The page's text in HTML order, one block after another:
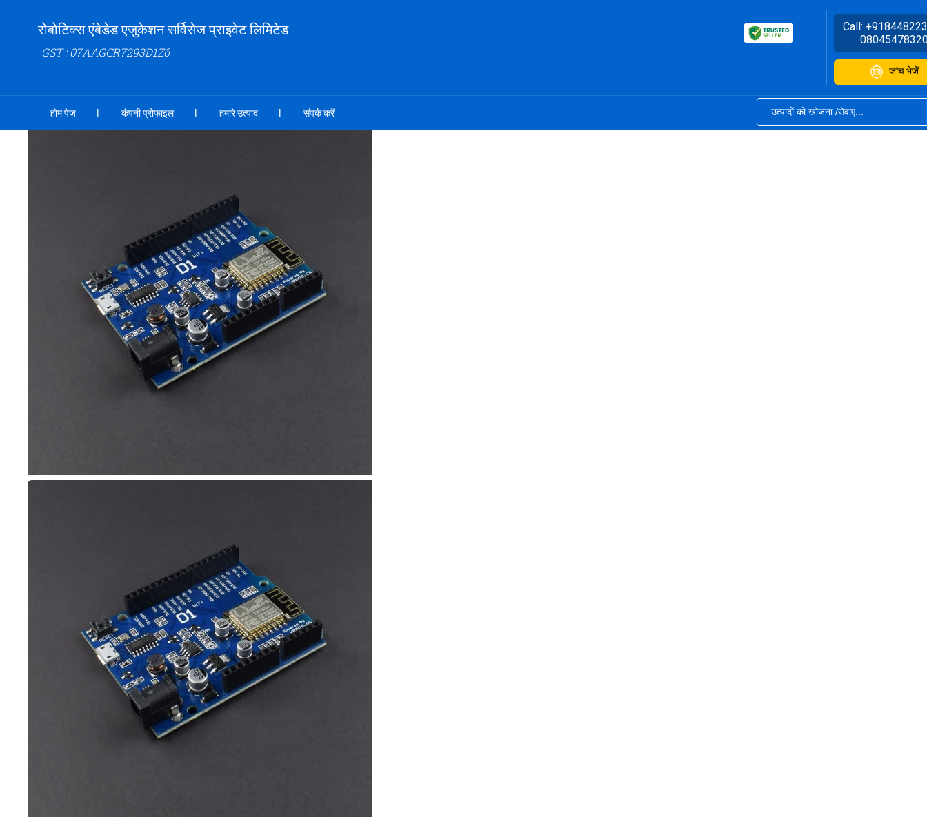
रोबोटिक्स एंबेडेड एजुकेशन सर्विसेज प्राइवेट लिमिटेड
GST : 07AAGCR7293D1Z6
Call:
जांच भेजें
होम पेज कंपनी प्रोफाइल हमारे उत्पाद संपर्क करें